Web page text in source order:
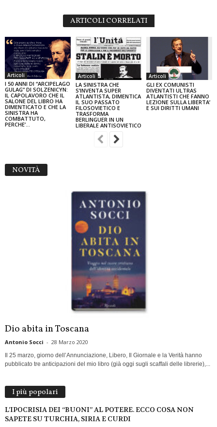
ARTICOLI CORRELATI
Articoli
I 50 ANNI DI “ARCIPELAGO
GULAG” DI SOLZENICYN:
IL CAPOLAVORO CHE IL
SALONE DEL LIBRO HA
DIMENTICATO E CHE LA
SINISTRA HA
COMBATTUTO,
PERCHE’…
Articoli
LA SINISTRA CHE
S’INVENTA SUPER
ATLANTISTA, DIMENTICA
IL SUO PASSATO
FILOSOVIETICO E
TRASFORMA
BERLINGUER IN UN
LIBERALE ANTISOVIETICO
Articoli
GLI EX COMUNISTI
DIVENTATI ULTRAS
ATLANTISTI CHE FANNO
LEZIONE SULLA LIBERTA’
E SUI DIRITTI UMANI
NOVITÀ
Dio abita in Toscana
Antonio Socci - 28 Marzo 2020
Il 25 marzo, giorno dell’Annunciazione, Libero, Il Giornale e la Verità hanno
pubblicato tre anticipazioni del mio libro (già oggi sugli scaffali delle librerie),...
I più popolari
L’IPOCRISIA DEI “BUONI” AL POTERE. ECCO COSA NON
SAPETE SU TURCHIA, SIRIA E CURDI